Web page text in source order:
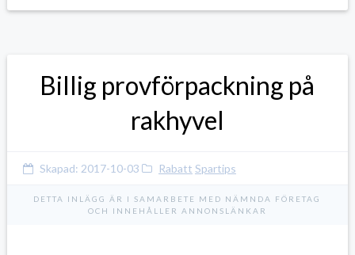
Billig provförpackning på
rakhyvel
Skapad: 2017-10-03 Rabatt Spartips
DETTA INLÄGG ÄR I SAMARBETE MED NÄMNDA FÖRETAG
OCH INNEHÅLLER ANNONSLÄNKAR